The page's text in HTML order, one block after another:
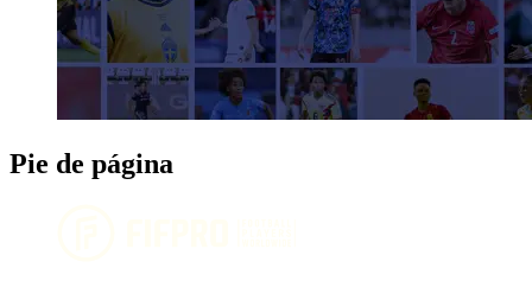
Pie de página